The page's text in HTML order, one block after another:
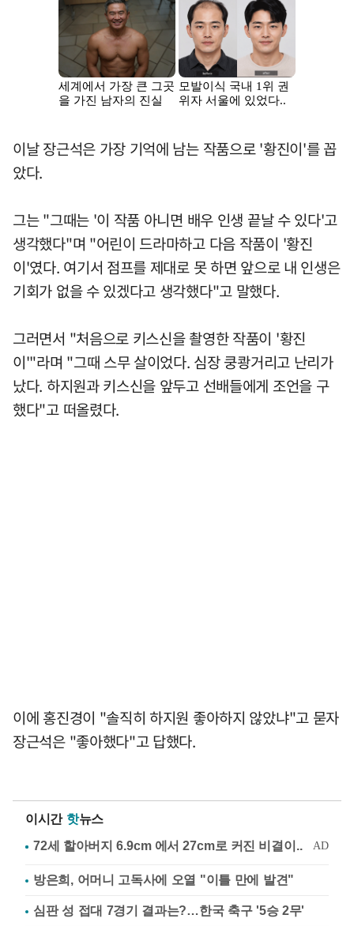
이날 장근석은 가장 기억에 남는 작품으로 '황진이'를 꼽
았다.
그는 "그때는 '이 작품 아니면 배우 인생 끝날 수 있다'고
생각했다"며 "어린이 드라마하고 다음 작품이 '황진
이'였다. 여기서 점프를 제대로 못 하면 앞으로 내 인생은
기회가 없을 수 있겠다고 생각했다"고 말했다.
그러면서 "처음으로 키스신을 촬영한 작품이 '황진
이'"라며 "그때 스무 살이었다. 심장 쿵쾅거리고 난리가
났다. 하지원과 키스신을 앞두고 선배들에게 조언을 구
했다"고 떠올렸다.
이에 홍진경이 "솔직히 하지원 좋아하지 않았냐"고 묻자
장근석은 "좋아했다"고 답했다.
이시간 핫뉴스
방은희, 어머니 고독사에 오열 "이틀 만에 발견"
심판 성 접대 7경기 결과는?…한국 축구 '5승 2무'